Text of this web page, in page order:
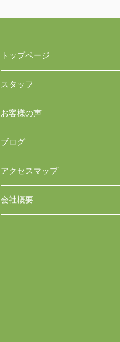
トップページ
スタッフ
お客様の声
ブログ
アクセスマップ
会社概要